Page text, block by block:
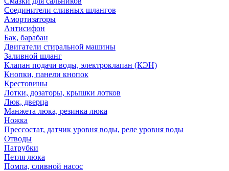
Соединители сливных шлангов
Амортизаторы
Антисифон
Бак, барабан
Двигатели стиральной машины
Заливной шланг
Клапан подачи воды, электроклапан (КЭН)
Кнопки, панели кнопок
Крестовины
Лотки, дозаторы, крышки лотков
Люк, дверца
Манжета люка, резинка люка
Ножка
Прессостат, датчик уровня воды, реле уровня воды
Отводы
Патрубки
Петля люка
Помпа, сливной насос